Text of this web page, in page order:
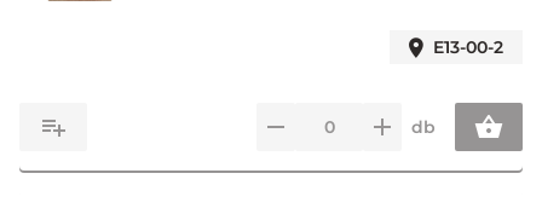
E13-00-2
db